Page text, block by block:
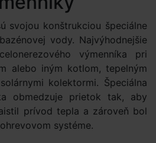
svojou konštrukciou špeciálne
vody. Najvýhodnejšie
výmenníka pri
alebo iným kotlom, tepelným
kolektormi. Špeciálna
obmedzuje prietok tak, aby
prívod tepla a zároveň bol
systéme.